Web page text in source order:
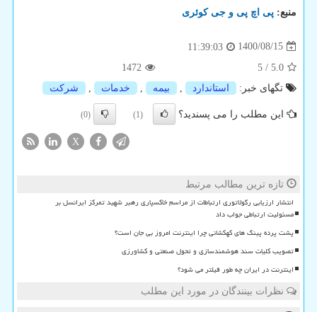
منبع: پی اچ پی و جی كوئری
1400/08/15
11:39:03
5.0
/
5
1472
تگهای خبر:
استاندارد , بیمه , خدمات , شركت
این مطلب را می پسندید؟ (1)
(0)
X
تازه ترین مطالب مرتبط
انتشار ارزیابی رگولاتوری ارتباطات از مراسم خاکسپاری رهبر شهید تمرکز ایرانسل بر
مسئولیت ارتباطی جواب داد
پشت پرده پینگ های کهکشانی چرا اینترنت امروز بی جان است؟
تصویب کلیات سند هوشمندسازی و تحول صنعتی و کشاورزی
اینترنت در ایران چه طور فیلتر می شود؟
نظرات بینندگان در مورد این مطلب